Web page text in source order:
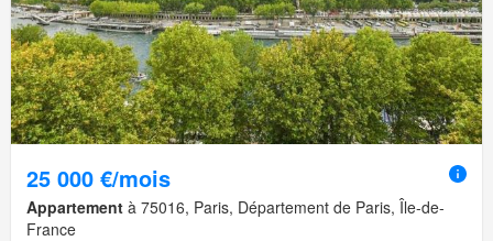
25 000 €/mois
Appartement à 75016, Paris, Département de Paris, Île-de-
France